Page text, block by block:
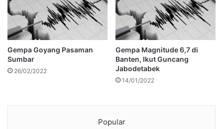
Gempa Goyang Pasaman
Sumbar
26/02/2022
Gempa Magnitude 6,7 di
Banten, Ikut Guncang
Jabodetabek
14/01/2022
Popular